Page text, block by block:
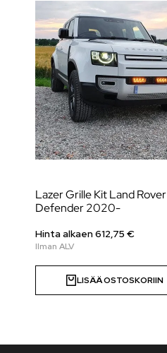
Lazer Grille Kit Land Rover
Defender 2020-
Hinta alkaen612,75 €
LISÄÄ OSTOSKORIIN